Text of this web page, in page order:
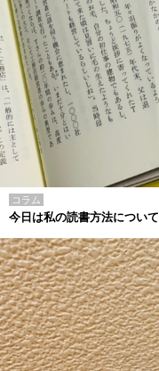
コラム
今日は私の読書方法について